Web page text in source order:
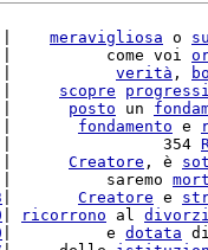
meravigliosa o
|          come voi
verità ,
scopre
posto un
fondamento e
|                354
Creatore , è
|          saremo
Creatore e
ricorrono al
|          e dotata